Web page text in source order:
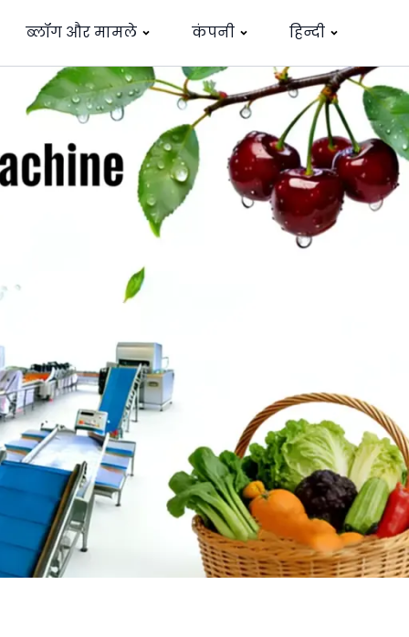
ब्लॉग और मामले कंपनी हिन्दी